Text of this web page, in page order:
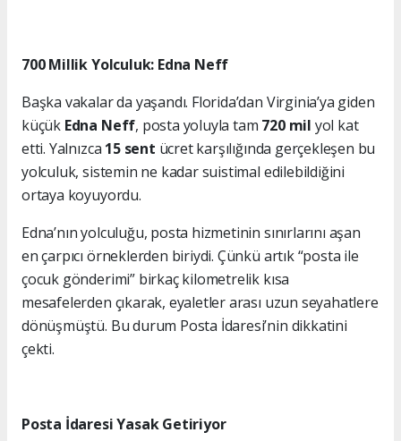
700 Millik Yolculuk: Edna Neff
Başka vakalar da yaşandı. Florida’dan Virginia’ya giden
küçük Edna Neff, posta yoluyla tam 720 mil yol kat
etti. Yalnızca 15 sent ücret karşılığında gerçekleşen bu
yolculuk, sistemin ne kadar suistimal edilebildiğini
ortaya koyuyordu.
Edna’nın yolculuğu, posta hizmetinin sınırlarını aşan
en çarpıcı örneklerden biriydi. Çünkü artık “posta ile
çocuk gönderimi” birkaç kilometrelik kısa
mesafelerden çıkarak, eyaletler arası uzun seyahatlere
dönüşmüştü. Bu durum Posta İdaresi’nin dikkatini
çekti.
Posta İdaresi Yasak Getiriyor